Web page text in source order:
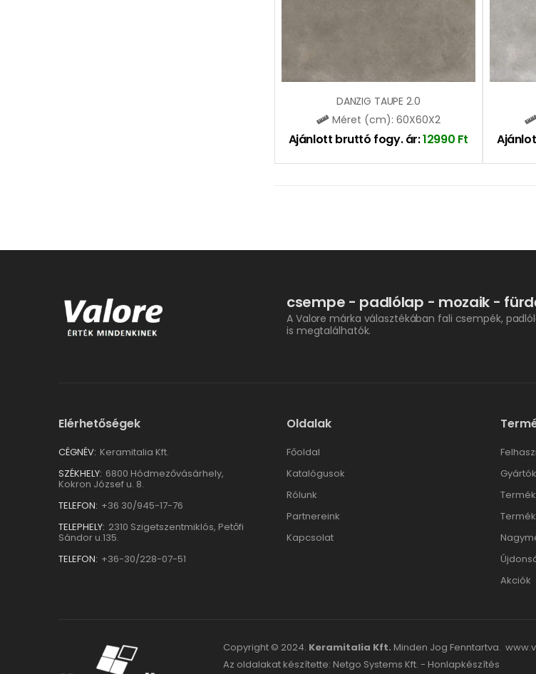
DANZIG TAUPE 2.0
Méret (cm): 60X60X2
Ajánlott bruttó fogy. ár:12990 Ft
csempe - padlólap - mozaik -
A Valore márka választékában fali csempék,
is megtalálhatók.
Elérhetőségek
CÉGNÉV: Keramitalia Kft.
SZÉKHELY: 6800 Hódmezővásárhely,
Kokron József u. 8.
TELEFON: +36 30/945-17-76
TELEPHELY: 2310 Szigetszentmiklós, Petőfi
Sándor u.135.
TELEFON: +36-30/228-07-51
Oldalak
Főoldal
Katalógusok
Rólunk
Partnereink
Kapcsolat
Akciók
Copyright © 2024. Keramitalia Kft. Minden Jog Fenntartva.
Az oldalakat készítette: Netgo Systems Kft. - Honlapkészítés